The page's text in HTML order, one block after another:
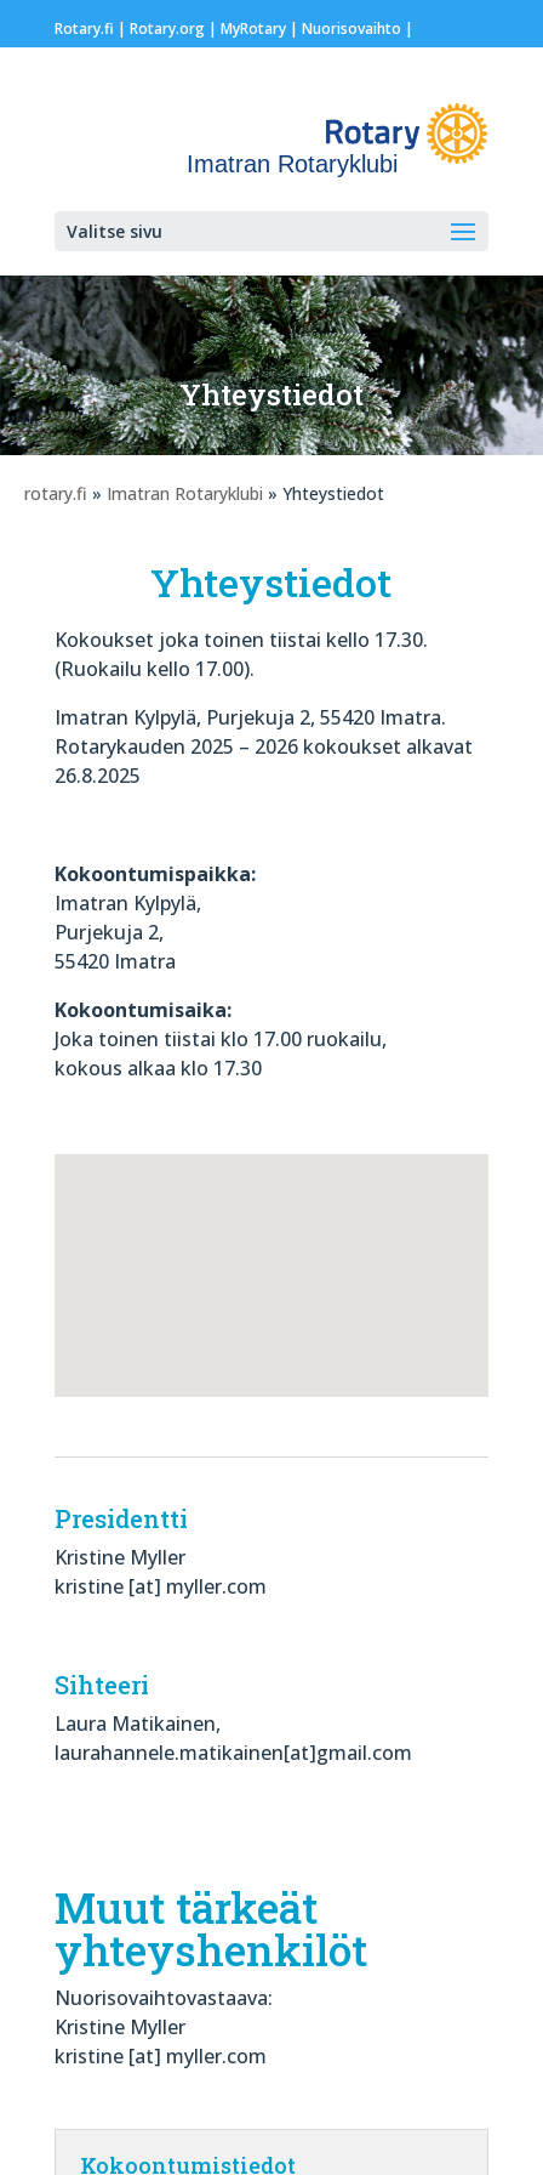
Rotary.fi | Rotary.org| MyRotary | Nuorisovaihto |
Imatran Rotaryklubi
Valitse sivu
Yhteystiedot
rotary.fi » Imatran Rotaryklubi » Yhteystiedot
Yhteystiedot
Kokoukset joka toinen tiistai kello 17.30.
(Ruokailu kello 17.00).
Imatran Kylpylä, Purjekuja 2, 55420 Imatra.
Rotarykauden 2025 – 2026 kokoukset alkavat
26.8.2025
Kokoontumispaikka:
Imatran Kylpylä,
Purjekuja 2,
55420 Imatra
Kokoontumisaika:
Joka toinen tiistai klo 17.00 ruokailu,
kokous alkaa klo 17.30
Presidentti
Kristine Myller
kristine [at] myller.com
Sihteeri
Laura Matikainen,
laurahannele.matikainen[at]gmail.com
Muut tärkeät
yhteyshenkilöt
Nuorisovaihtovastaava:
Kristine Myller
kristine [at] myller.com
Kokoontumistiedot